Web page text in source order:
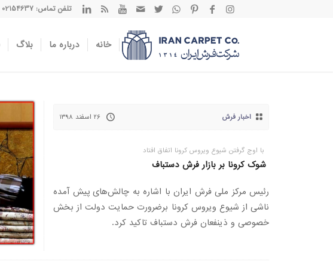
تلفن تماس: 02154637 | [calender-event]
خانه درباره ما بلاگ
اخبار فرش ۲۶ اسفند ۱۳۹۸
با اوج گرفتن شیوع ویروس کرونا اتفاق افتاد
شوک کرونا بر بازار فرش دستباف
رئیس مرکز ملی فرش ایران با اشاره به چالش‌های پیش آمده
ناشی از شیوع ویروس کرونا برضرورت حمایت دولت از بخش
خصوصی و ذینفعان فرش دستباف تاکید کرد.